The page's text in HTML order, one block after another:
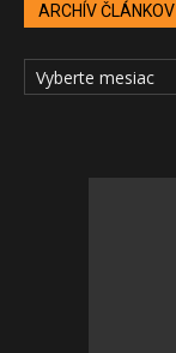
ARCHÍV ČLÁNKOV
ARCHÍV
ČLÁNKOV